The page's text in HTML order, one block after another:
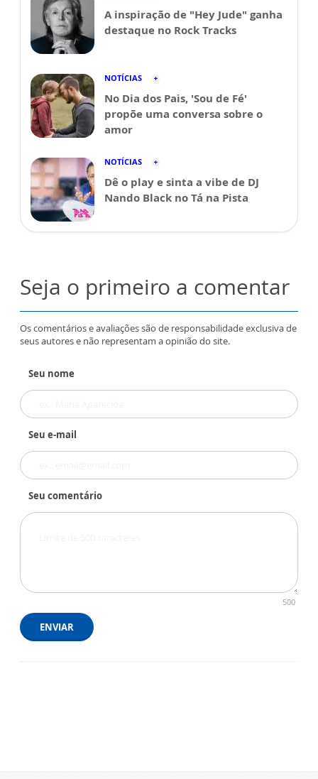
A inspiração de "Hey Jude" ganha
destaque no Rock Tracks
NOTÍCIAS
No Dia dos Pais, 'Sou de Fé'
propõe uma conversa sobre o
amor
NOTÍCIAS
Dê o play e sinta a vibe de DJ
Nando Black no Tá na Pista
Seja o primeiro a comentar
Os comentários e avaliações são de responsabilidade exclusiva de
seus autores e não representam a opinião do site.
Seu nome
Seu e-mail
Seu comentário
500
ENVIAR